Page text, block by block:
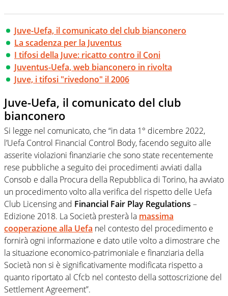
Juve-Uefa, il comunicato del club bianconero
La scadenza per la Juventus
I tifosi della Juve: ricatto contro il Coni
Juventus-Uefa, web bianconero in rivolta
Juve, i tifosi "rivedono" il 2006
Juve-Uefa, il comunicato del club
bianconero
Si legge nel comunicato, che “in data 1° dicembre 2022,
l’Uefa Control Financial Control Body, facendo seguito alle
asserite violazioni finanziarie che sono state recentemente
rese pubbliche a seguito dei procedimenti avviati dalla
Consob e dalla Procura della Repubblica di Torino, ha avviato
un procedimento volto alla verifica del rispetto delle Uefa
Club Licensing and Financial Fair Play Regulations –
Edizione 2018. La Società presterà la massima
cooperazione alla Uefa nel contesto del procedimento e
fornirà ogni informazione e dato utile volto a dimostrare che
la situazione economico-patrimoniale e finanziaria della
Società non si è significativamente modificata rispetto a
quanto riportato al Cfcb nel contesto della sottoscrizione del
Settlement Agreement”.